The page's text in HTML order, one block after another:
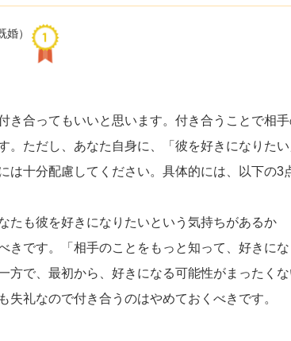
婚）
合ってもいいと思います。付き合うことで相手
。ただし、あなた自身に、「彼を好きになりた
は十分配慮してください。具体的には、以下の3
も彼を好きになりたいという気持ちがあるか
きです。「相手のことをもっと知って、好きに
方で、最初から、好きになる可能性がまったく
礼なので付き合うのはやめておくべきです。